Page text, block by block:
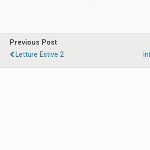
Previous Post
Letture Estive 2